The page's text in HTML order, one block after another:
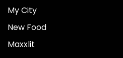
My City
New Food
Maxxlit